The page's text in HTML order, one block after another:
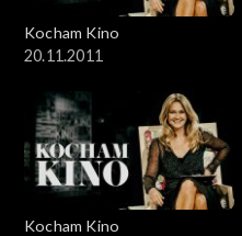
Kocham Kino
20.11.2011
Kocham Kino